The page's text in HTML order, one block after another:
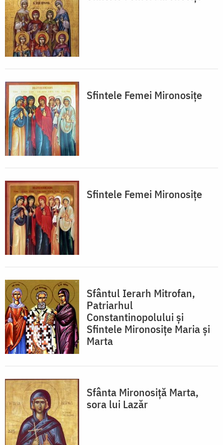
Sfintele Femei Mironosițe
Sfintele Femei Mironosițe
Sfântul Ierarh Mitrofan,
Patriarhul
Constantinopolului și
Sfintele Mironosiţe Maria şi
Marta
Sfânta Mironosiță Marta,
sora lui Lazăr